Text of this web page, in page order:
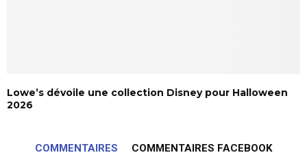
Lowe’s dévoile une collection Disney pour Halloween
2026
COMMENTAIRES COMMENTAIRES FACEBOOK